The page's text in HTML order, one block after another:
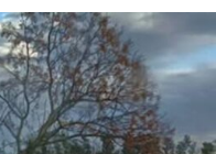
o calor en
que el suceso
vivienda hallaron a la